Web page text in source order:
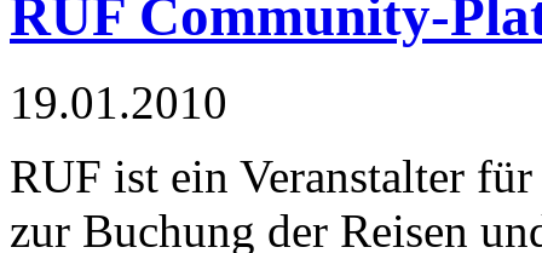
RUF Community-
19.01.2010
RUF ist ein Veranstalter
zur Buchung der Reisen